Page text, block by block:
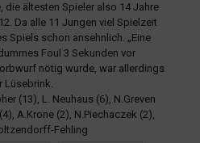
die ältesten Spieler also 14 Jahre
Da alle 11 Jungen viel Spielzeit
Spiels schon ansehnlich. „Eine
Foul 3 Sekunden vor
nötig wurde, war allerdings
Lüsebrink.
(13), L. Neuhaus (6), N.Greven
A.Krone (2), N.Piechaczek (2),
Fehling